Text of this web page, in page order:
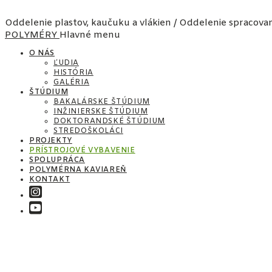
Oddelenie plastov, kaučuku a vlákien / Oddelenie
POLYMÉRY Hlavné menu
O NÁS
ĽUDIA
HISTÓRIA
GALÉRIA
ŠTÚDIUM
BAKALÁRSKE ŠTÚDIUM
INŽINIERSKE ŠTÚDIUM
DOKTORANDSKÉ ŠTÚDIUM
STREDOŠKOLÁCI
PROJEKTY
PRÍSTROJOVÉ VYBAVENIE
SPOLUPRÁCA
POLYMÉRNA KAVIAREŇ
KONTAKT